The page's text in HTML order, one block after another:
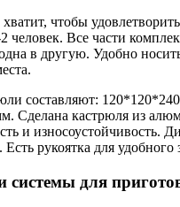
чтобы
человек. Все части
в другую. Удобно
составляют:
Сделана кастрюля из
и износоустойчивость.
рукоятка для удобного
системы для